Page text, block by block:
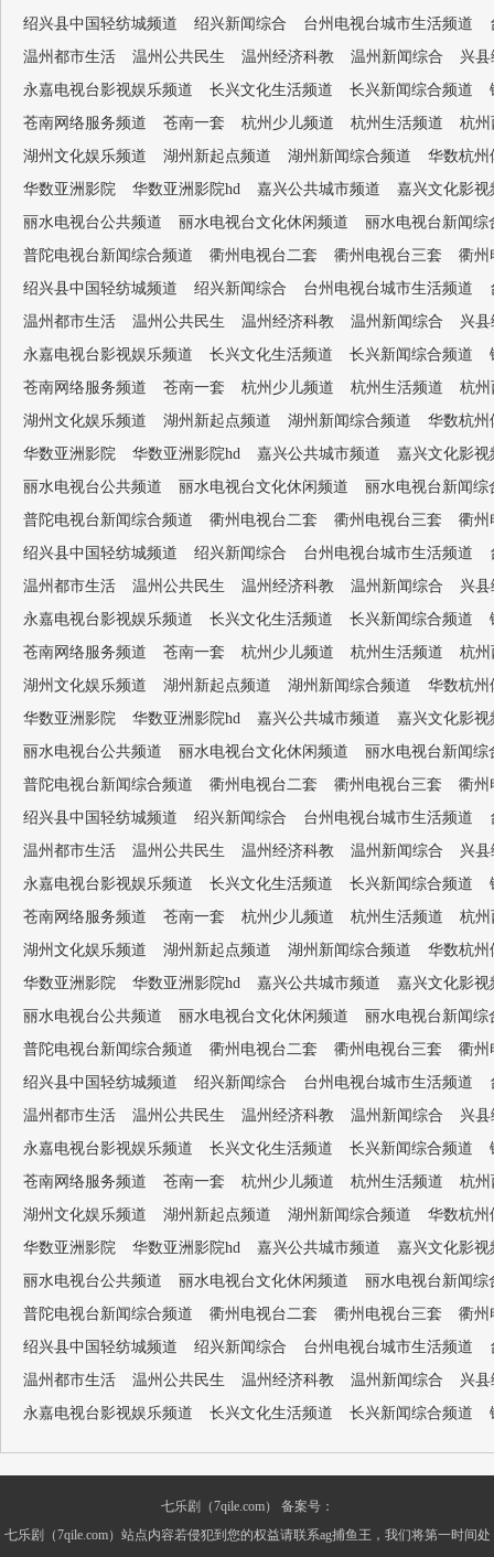
绍兴县中国轻纺城频道
绍兴新闻综合 台州电视台城市生活频道
温州都市生活
温州公共民生 温州经济科教 温州新闻综合
兴
永嘉电视台影视娱乐频道
长兴文化生活频道 长兴新闻综合频道
苍南网络服务频道
苍南一套 杭州少儿频道 杭州生活频道
杭州
湖州文化娱乐频道
湖州新起点频道 湖州新闻综合频道
华数杭州
华数亚洲影院
华数亚洲影院hd 嘉兴公共城市频道
嘉兴文化影视
丽水电视台公共频道
丽水电视台文化休闲频道
丽水电视台新闻综
普陀电视台新闻综合频道
衢州电视台二套 衢州电视台三套
衢州
绍兴县中国轻纺城频道
绍兴新闻综合 台州电视台城市生活频道
温州都市生活
温州公共民生 温州经济科教 温州新闻综合
兴
永嘉电视台影视娱乐频道
长兴文化生活频道 长兴新闻综合频道
苍南网络服务频道
苍南一套 杭州少儿频道 杭州生活频道
杭州
湖州文化娱乐频道
湖州新起点频道 湖州新闻综合频道
华数杭州
华数亚洲影院
华数亚洲影院hd 嘉兴公共城市频道
嘉兴文化影视
丽水电视台公共频道
丽水电视台文化休闲频道
丽水电视台新闻综
普陀电视台新闻综合频道
衢州电视台二套 衢州电视台三套
衢州
绍兴县中国轻纺城频道
绍兴新闻综合 台州电视台城市生活频道
温州都市生活
温州公共民生 温州经济科教 温州新闻综合
兴
永嘉电视台影视娱乐频道
长兴文化生活频道 长兴新闻综合频道
苍南网络服务频道
苍南一套 杭州少儿频道 杭州生活频道
杭州
湖州文化娱乐频道
湖州新起点频道 湖州新闻综合频道
华数杭州
华数亚洲影院
华数亚洲影院hd 嘉兴公共城市频道
嘉兴文化影视
丽水电视台公共频道
丽水电视台文化休闲频道
丽水电视台新闻综
普陀电视台新闻综合频道
衢州电视台二套 衢州电视台三套
衢州
绍兴县中国轻纺城频道
绍兴新闻综合 台州电视台城市生活频道
温州都市生活
温州公共民生 温州经济科教 温州新闻综合
兴
永嘉电视台影视娱乐频道
长兴文化生活频道 长兴新闻综合频道
苍南网络服务频道
苍南一套 杭州少儿频道 杭州生活频道
杭州
湖州文化娱乐频道
湖州新起点频道 湖州新闻综合频道
华数杭州
华数亚洲影院
华数亚洲影院hd 嘉兴公共城市频道
嘉兴文化影视
丽水电视台公共频道
丽水电视台文化休闲频道
丽水电视台新闻综
普陀电视台新闻综合频道
衢州电视台二套 衢州电视台三套
衢州
绍兴县中国轻纺城频道
绍兴新闻综合 台州电视台城市生活频道
温州都市生活
温州公共民生 温州经济科教 温州新闻综合
兴
永嘉电视台影视娱乐频道
长兴文化生活频道 长兴新闻综合频道
苍南网络服务频道
苍南一套 杭州少儿频道 杭州生活频道
杭州
湖州文化娱乐频道
湖州新起点频道 湖州新闻综合频道
华数杭州
华数亚洲影院
华数亚洲影院hd 嘉兴公共城市频道
嘉兴文化影视
丽水电视台公共频道
丽水电视台文化休闲频道
丽水电视台新闻综
普陀电视台新闻综合频道
衢州电视台二套 衢州电视台三套
衢州
绍兴县中国轻纺城频道
绍兴新闻综合 台州电视台城市生活频道
温州都市生活
温州公共民生 温州经济科教 温州新闻综合
兴
永嘉电视台影视娱乐频道
长兴文化生活频道 长兴新闻综合频道
七乐剧（7qile.com） 备案号：
七乐剧（7qile.com）站点内容若侵犯到您的权益请联系ag捕鱼王，我们将第一时间处